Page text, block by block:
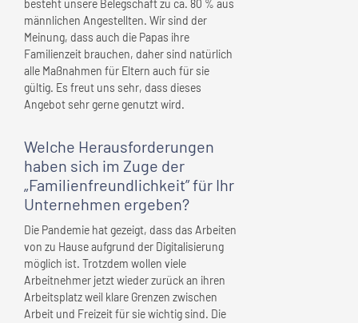
besteht unsere Belegschaft zu ca. 80 % aus
männlichen Angestellten. Wir sind der
Meinung, dass auch die Papas ihre
Familienzeit brauchen, daher sind natürlich
alle Maßnahmen für Eltern auch für sie
gültig. Es freut uns sehr, dass dieses
Angebot sehr gerne genutzt wird.
Welche Herausforderungen
haben sich im Zuge der
„Familienfreundlichkeit” für Ihr
Unternehmen ergeben?
Die Pandemie hat gezeigt, dass das Arbeiten
von zu Hause aufgrund der Digitalisierung
möglich ist. Trotzdem wollen viele
Arbeitnehmer jetzt wieder zurück an ihren
Arbeitsplatz weil klare Grenzen zwischen
Arbeit und Freizeit für sie wichtig sind. Die